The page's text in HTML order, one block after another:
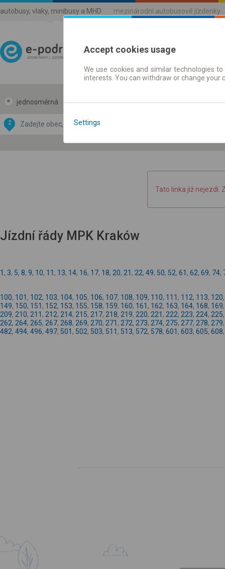
autobusy, vlaky, minibusy a MHD mezinárodní autobusové jízdenky
Jízdni řády a jízdenky
jednosměrná zpáteční
Z
by
OpenStreetMap
Tato linka již nejezdí.
Jízdní řády MPK Kraków
1 , 3, 5, 8, 9, 10, 11 , 13, 14, 16, 17, 18, 20, 21 , 22, 49, 50, 52, 61 , 62, 69, 74,
100, 101 , 102, 103, 104, 105, 106, 107, 108, 109, 110, 111 , 112, 113, 120
149, 150, 151 , 152, 153, 155, 158, 159, 160, 161 , 162, 163, 164, 168, 169
209, 210, 211 , 212, 214, 215, 217, 218, 219, 220, 221 , 222, 223, 224, 225
262, 264, 265, 267, 268, 269, 270, 271 , 272, 273, 274, 275, 277, 278, 279
482, 494, 496, 497, 501 , 502, 503, 511 , 513, 572, 578, 601 , 603, 605, 608
Accept cookies usage
We use cookies and similar technologies
interests. You can withdraw or change
Settings